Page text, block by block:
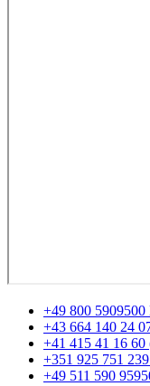
+49 800
+43 664 140 24
+41 415 41 16
+351 925 751
+49 511 590